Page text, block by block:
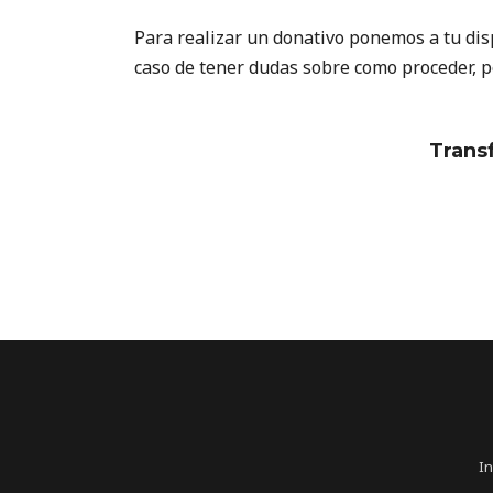
Para realizar un donativo ponemos a tu
caso de tener dudas sobre como